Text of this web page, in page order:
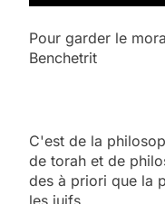
Pour garder le
Benchetrit
C'est de la
de torah et de
des à priori que la
les juifs.